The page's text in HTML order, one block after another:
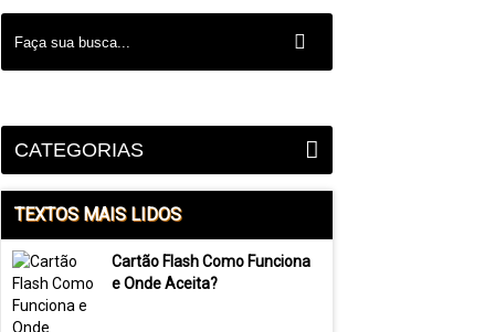
CATEGORIAS
TEXTOS MAIS LIDOS
Cartão Flash Como Funciona
e Onde Aceita?